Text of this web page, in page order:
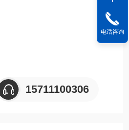
15711100306
电话咨询